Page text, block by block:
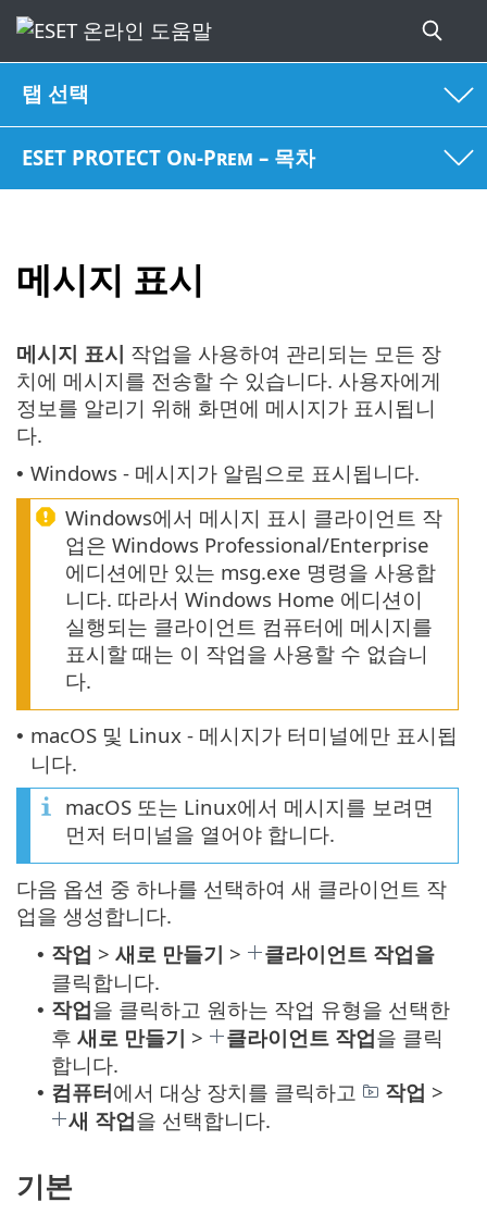
탭 선택
ESET PROTECT On-Prem – 목차
메시지 표시
메시지 표시 작업을 사용하여 관리되는 모든 장
치에 메시지를 전송할 수 있습니다. 사용자에게
정보를 알리기 위해 화면에 메시지가 표시됩니
다.
• Windows - 메시지가 알림으로 표시됩니다.
Windows에서 메시지 표시 클라이언트 작
업은 Windows Professional/Enterprise
에디션에만 있는 msg.exe 명령을 사용합
니다. 따라서 Windows Home 에디션이
실행되는 클라이언트 컴퓨터에 메시지를
표시할 때는 이 작업을 사용할 수 없습니
다.
• macOS 및 Linux - 메시지가 터미널에만 표시됩
니다.
macOS 또는 Linux에서 메시지를 보려면
먼저 터미널을 열어야 합니다.
다음 옵션 중 하나를 선택하여 새 클라이언트 작
업을 생성합니다.
• 작업 > 새로 만들기 >
클라이언트 작업을
클릭합니다.
• 작업을 클릭하고 원하는 작업 유형을 선택한
후 새로 만들기 > 클라이언트 작업을 클릭
합니다.
• 컴퓨터에서 대상 장치를 클릭하고 작업 >
새 작업을 선택합니다.
기본